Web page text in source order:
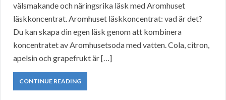
välsmakande och näringsrika läsk med Aromhuset
läskkoncentrat. Aromhuset läskkoncentrat: vad är det?
Du kan skapa din egen läsk genom att kombinera
koncentratet av Aromhusetsoda med vatten. Cola, citron,
apelsin och grapefrukt är […]
CONTINUE READING